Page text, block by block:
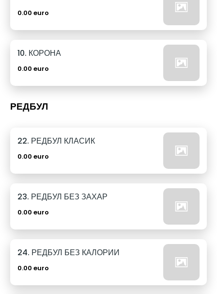
0.00 euro
10. КОРОНА
0.00 euro
РЕДБУЛ
22. РЕДБУЛ КЛАСИК
0.00 euro
23. РЕДБУЛ БЕЗ ЗАХАР
0.00 euro
24. РЕДБУЛ БЕЗ КАЛОРИИ
0.00 euro